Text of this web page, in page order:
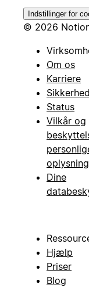
Indstillinger for
© 2026
Om os
Karriere
Sikkerhed
Status
Vilkår og
Dine
Hjælp
Priser
Blog